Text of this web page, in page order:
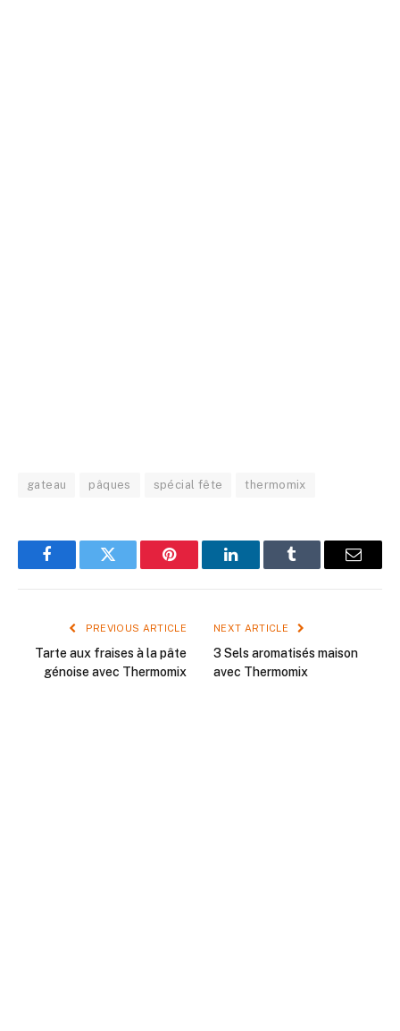
gateau pâques spécial fête thermomix
FacebookTwitter Pinterest LinkedInTumblr Email
PREVIOUS ARTICLE
Tarte aux fraises à la pâte
génoise avec Thermomix
NEXT ARTICLE
3 Sels aromatisés maison
avec Thermomix